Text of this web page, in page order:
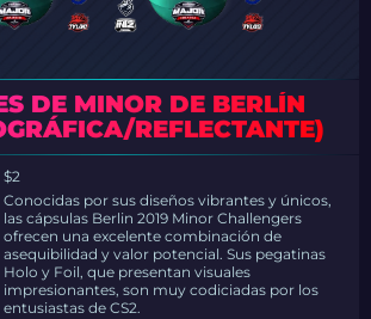
DE MINOR DE BERLÍN
REFLECTANTE)
$2
Conocidas por sus diseños vibrantes y únicos,
las cápsulas Berlin 2019 Minor Challengers
ofrecen una excelente combinación de
asequibilidad y valor potencial. Sus pegatinas
Holo y Foil, que presentan visuales
impresionantes, son muy codiciadas por los
entusiastas de CS2.